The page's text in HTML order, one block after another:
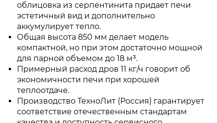
облицовка из серпентинита придает печи
эстетичный вид и дополнительно
аккумулирует тепло.
Общая высота 850 мм делает модель
компактной, но при этом достаточно мощной
для парной объемом до 18 м³.
Примерный расход дров 11 кг/ч говорит об
экономичности печи при хорошей
теплоотдаче.
Производство ТехноЛит (Россия) гарантирует
соответствие отечественным стандартам